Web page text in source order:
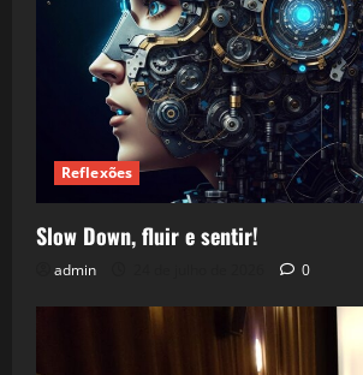
Reflexões
Slow Down, fluir e sentir!
admin 0